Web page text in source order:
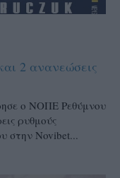
2 ανανεώσεις
ο ΝΟΠΕ Ρεθύμνου
ρυθμούς
στην Novibet...